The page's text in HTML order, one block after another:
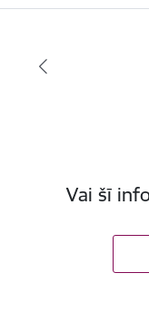
Vai šī